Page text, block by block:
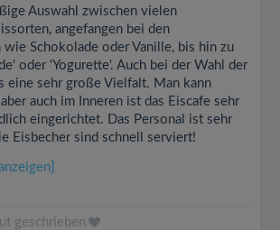
Auswahl zwischen vielen
angefangen bei den
wie Schokolade oder Vanille, bis hin zu
oder 'Yogurette'. Auch bei der Wahl der
eine sehr große Vielfalt. Man kann
auch im Inneren ist das Eiscafe sehr
eingerichtet. Das Personal ist sehr
Eisbecher sind schnell serviert!
geschrieben